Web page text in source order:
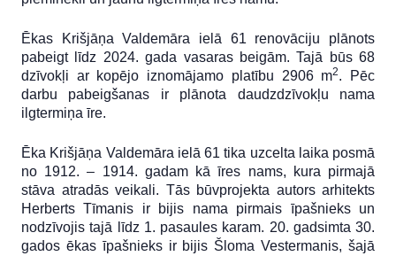
Ēkas Krišjāņa Valdemāra ielā 61 renovāciju plānots
pabeigt līdz 2024. gada vasaras beigām. Tajā būs 68
dzīvokļi ar kopējo iznomājamo platību 2906 m2. Pēc
darbu pabeigšanas ir plānota daudzdzīvokļu nama
ilgtermiņa īre.
Ēka Krišjāņa Valdemāra ielā 61 tika uzcelta laika posmā
no 1912. – 1914. gadam kā īres nams, kura pirmajā
stāva atradās veikali. Tās būvprojekta autors arhitekts
Herberts Tīmanis ir bijis nama pirmais īpašnieks un
nodzīvojis tajā līdz 1. pasaules karam. 20. gadsimta 30.
gados ēkas īpašnieks ir bijis Šloma Vestermanis, šajā